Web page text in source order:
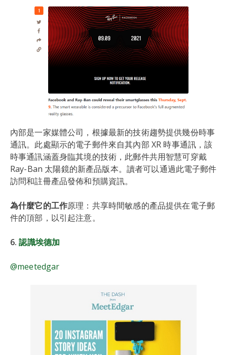
內部是一家媒體公司，根據最新的技術趨勢提供幾份時事
通訊。此處顯示的電子郵件來自其內部 XR 時事通訊，該
時事通訊涵蓋身臨其境的技術，此郵件共用智慧可穿戴
Ray-Ban 太陽鏡的新產品版本。讀者可以通過此電子郵件
訪問和註冊產品發佈和預購資訊。
為什麼它的工作原理：共享時間敏感的產品提供在電子郵
件的頂部，以引起注意。
6.認識埃德加
@meetedgar